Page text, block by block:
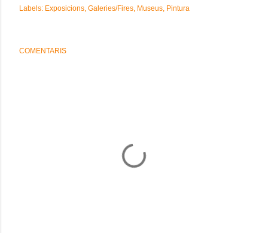
Labels: Exposicions Galeries/Fires Museus Pintura
COMENTARIS